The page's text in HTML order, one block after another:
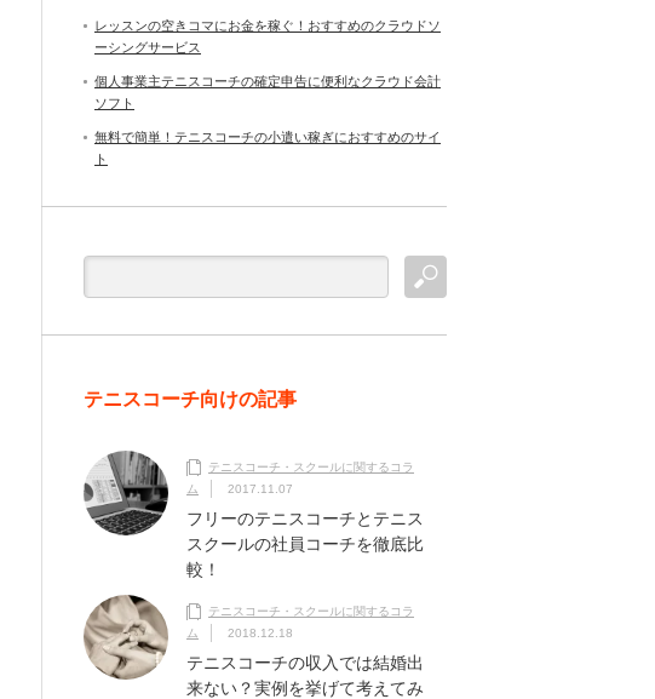
レッスンの空きコマにお金を稼ぐ！おすすめのクラウドソ
ーシングサービス
個人事業主テニスコーチの確定申告に便利なクラウド会計
ソフト
無料で簡単！テニスコーチの小遣い稼ぎにおすすめのサイ
ト
テニスコーチ向けの記事
テニスコーチ・スクールに関するコラ
ム
2017.11.07
フリーのテニスコーチとテニス
スクールの社員コーチを徹底比
較！
テニスコーチ・スクールに関するコラ
ム
2018.12.18
テニスコーチの収入では結婚出
来ない？実例を挙げて考えてみ